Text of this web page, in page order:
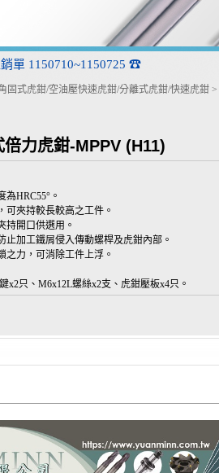
單 1150710~1150725 ☎
固式虎鉗/空油壓快速虎鉗/分離式虎鉗/快速虎鉗 >
倍力虎鉗-MPPV (H11)
為HRC55°。
可夾持較長較高之工件。
持開口供選用。
止加工鐵屑侵入傳動螺桿及虎鉗內部。
之力，可消除工件上浮。
x2只、M6x12L螺絲x2支、虎鉗壓板x4只。